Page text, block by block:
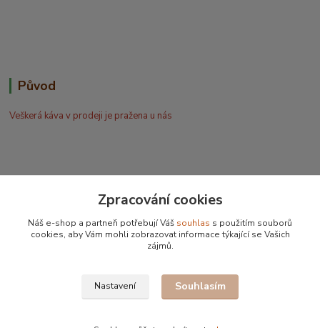
Původ
Veškerá káva v prodeji je pražena u nás
+420 602 577 209
Zpracování cookies
Náš e-shop a partneři potřebují Váš souhlas s použitím souborů
cookies, aby Vám mohli zobrazovat informace týkající se Vašich
zájmů.
Nastavení Souhlasím